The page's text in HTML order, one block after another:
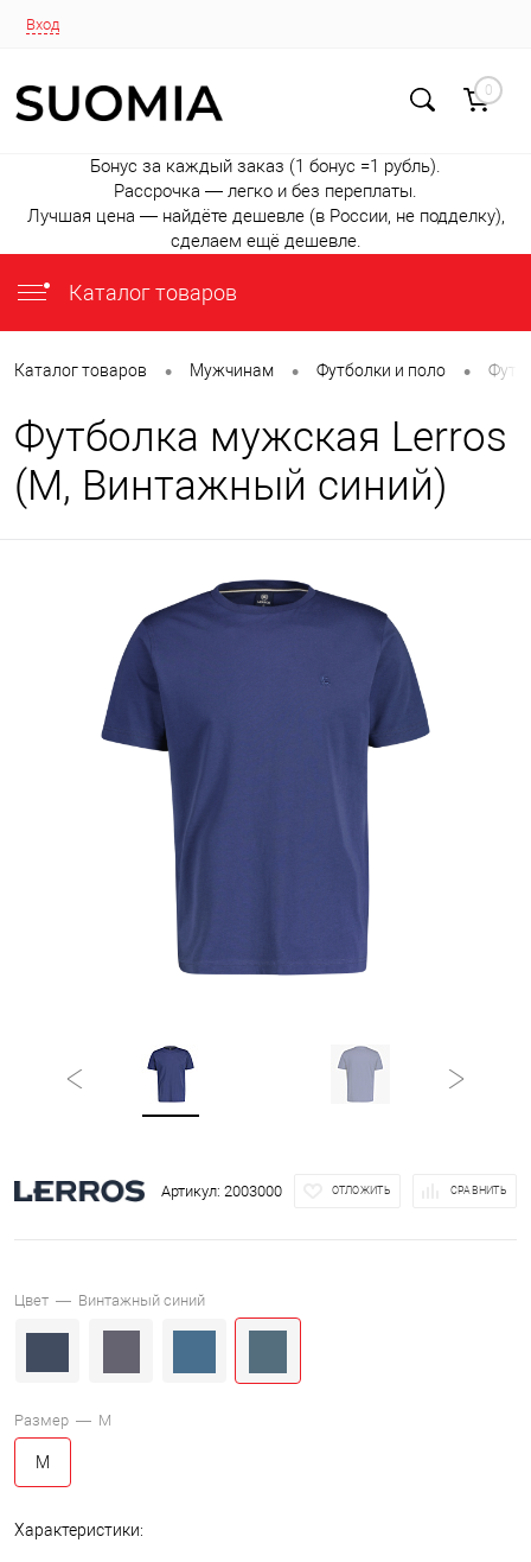
Вход
0
Бонус за каждый заказ (1 бонус =1 рубль).
Рассрочка — легко и без переплаты.
Лучшая цена — найдёте дешевле (в России, не подделку),
сделаем ещё дешевле.
Каталог товаров
Каталог товаров • Мужчинам • Футболки и поло •
Футболка мужская Lerros
(M, Винтажный синий)
Артикул: 2003000 ОТЛОЖИТЬ СРАВНИТЬ
Цвет — Винтажный синий
Размер — M
M
Характеристики: